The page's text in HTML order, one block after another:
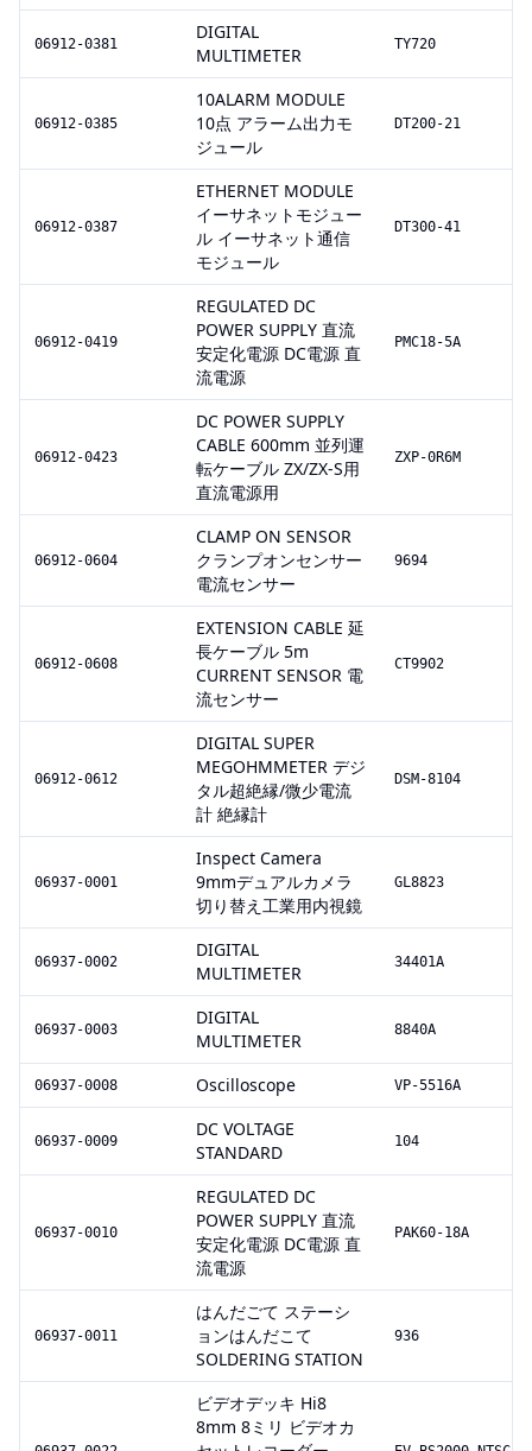
06912-0381
DIGITAL
MULTIMETER
TY720
06912-0385
10ALARM MODULE
10点 アラーム出力モ
ジュール
DT200-21
06912-0387
ETHERNET MODULE
イーサネットモジュー
ル イーサネット通信
モジュール
DT300-41
06912-0419
REGULATED DC
POWER SUPPLY 直流
安定化電源 DC電源 直
流電源
PMC18-5A
06912-0423
DC POWER SUPPLY
CABLE 600mm 並列運
転ケーブル ZX/ZX-S用
直流電源用
ZXP-0R6M
06912-0604
CLAMP ON SENSOR
クランプオンセンサー
電流センサー
9694
06912-0608
EXTENSION CABLE 延
長ケーブル 5m
CURRENT SENSOR 電
流センサー
CT9902
06912-0612
DIGITAL SUPER
MEGOHMMETER デジ
タル超絶縁/微少電流
計 絶縁計
DSM-8104
06937-0001
Inspect Camera
9mmデュアルカメラ
切り替え工業用内視鏡
GL8823
06937-0002
DIGITAL
MULTIMETER
34401A
06937-0003
DIGITAL
MULTIMETER
8840A
06937-0008 Oscilloscope VP-5516A
06937-0009
DC VOLTAGE
STANDARD
104
06937-0010
REGULATED DC
POWER SUPPLY 直流
安定化電源 DC電源 直
流電源
PAK60-18A
06937-0011
はんだごて ステーシ
ョンはんだこて
SOLDERING STATION
936
ビデオデッキ Hi8
8mm 8ミリ ビデオカ